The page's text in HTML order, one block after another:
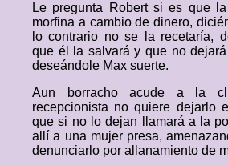
Le pregunta Robert si es que
morfina a cambio de dinero,
lo contrario no se la recetaría,
que él la salvará y que no
deseándole Max suerte.
Aun borracho acude a la
recepcionista no quiere dejarlo
que si no lo dejan llamará a la
allí a una mujer presa,
denunciarlo por allanamiento de